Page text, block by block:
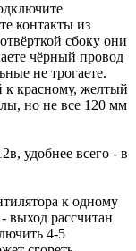
контакты из
сбоку они
чёрный провод
не трогаете.
к красному, желтый
но не все 120 мм
удобнее всего - в
к одному
выход рассчитан
4-5